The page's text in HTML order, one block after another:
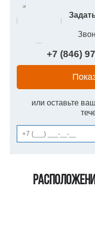
+7 (846)
или оставьте